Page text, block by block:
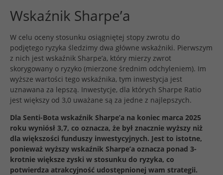
Wskaźnik Sharpe’a
W celu oceny stosunku osiągniętej stopy zwrotu do
podjętego ryzyka śledzimy dwa główne wskaźniki. Pierwszym
z nich jest wskaźnik Sharpe’a, który mierzy zwrot
skorygowany o ryzyko (mierzone średnim odchyleniem). Im
wyższe wartości tego wskaźnika, tym inwestycja jest
uznawana za lepszą. Inwestycje, dla których Sharpe Ratio
jest większy od 3,0 uważane są za jedne z najlepszych.
Dla Senti-Bota wskaźnik Sharpe’a na koniec marca 2025
roku wyniósł 3,7, co oznacza, że był znacznie wyższy niż
dla większości funduszy inwestycyjnych. Jest to istotne,
ponieważ wyższy wskaźnik Sharpe’a oznacza ponad 3-
krotnie większe zyski w stosunku do ryzyka, co
potwierdza atrakcyjność udostępnionej wam strategii.